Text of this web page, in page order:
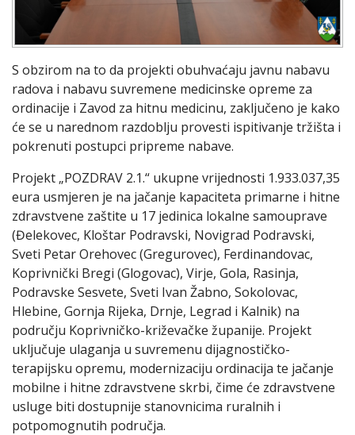
S obzirom na to da projekti obuhvaćaju javnu nabavu
radova i nabavu suvremene medicinske opreme za
ordinacije i Zavod za hitnu medicinu, zaključeno je kako
će se u narednom razdoblju provesti ispitivanje tržišta i
pokrenuti postupci pripreme nabave.
Projekt „POZDRAV 2.1.“ ukupne vrijednosti 1.933.037,35
eura usmjeren je na jačanje kapaciteta primarne i hitne
zdravstvene zaštite u 17 jedinica lokalne samouprave
(Đelekovec, Kloštar Podravski, Novigrad Podravski,
Sveti Petar Orehovec (Gregurovec), Ferdinandovac,
Koprivnički Bregi (Glogovac), Virje, Gola, Rasinja,
Podravske Sesvete, Sveti Ivan Žabno, Sokolovac,
Hlebine, Gornja Rijeka, Drnje, Legrad i Kalnik) na
području Koprivničko-križevačke županije. Projekt
uključuje ulaganja u suvremenu dijagnostičko-
terapijsku opremu, modernizaciju ordinacija te jačanje
mobilne i hitne zdravstvene skrbi, čime će zdravstvene
usluge biti dostupnije stanovnicima ruralnih i
potpomognutih područja.